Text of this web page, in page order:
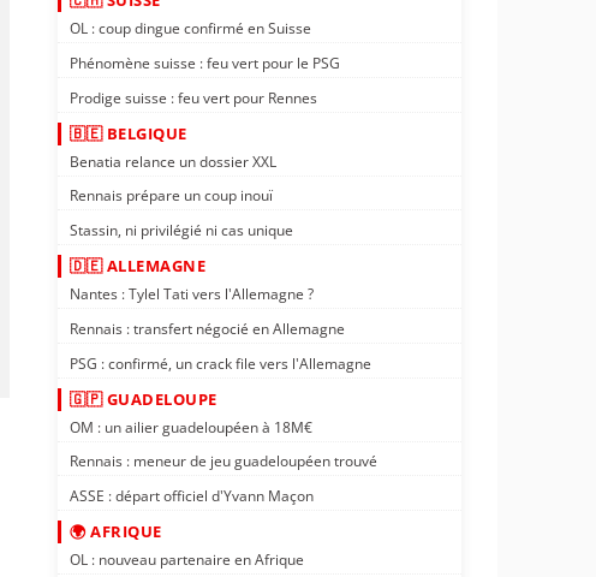
OL : coup dingue confirmé en Suisse
Phénomène suisse : feu vert pour le PSG
Prodige suisse : feu vert pour Rennes
🇧🇪 BELGIQUE
Benatia relance un dossier XXL
Rennais prépare un coup inouï
Stassin, ni privilégié ni cas unique
🇩🇪 ALLEMAGNE
Nantes : Tylel Tati vers l'Allemagne ?
Rennais : transfert négocié en Allemagne
PSG : confirmé, un crack file vers l'Allemagne
🇬🇵 GUADELOUPE
OM : un ailier guadeloupéen à 18M€
Rennais : meneur de jeu guadeloupéen trouvé
ASSE : départ officiel d'Yvann Maçon
🌍 AFRIQUE
OL : nouveau partenaire en Afrique